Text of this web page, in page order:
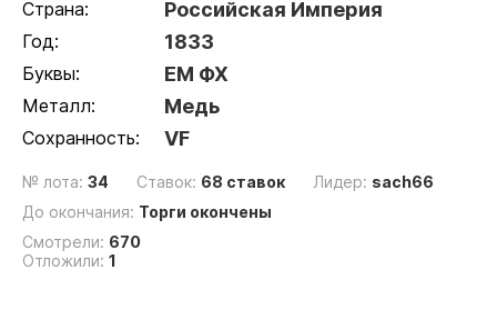
Страна: Российская Империя
Год: 1833
Буквы: ЕМ ФХ
Металл: Медь
Сохранность: VF
№ лота: 34 Ставок: 68 ставок Лидер: sach66
До окончания: Торги окончены
Смотрели: 670
Отложили: 1